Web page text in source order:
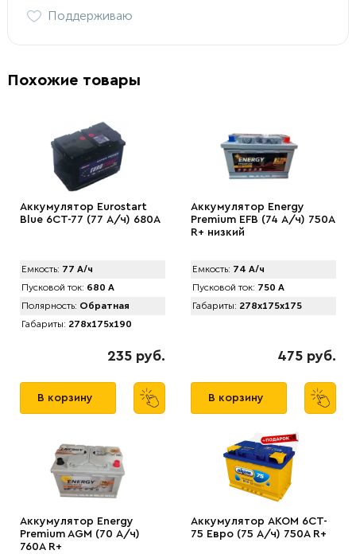
Поддерживаю
Похожие товары
Аккумулятор Eurostart
Blue 6CT-77 (77 А/ч) 680А
Емкость: 77 А/ч
Пусковой ток: 680 А
Полярность: Обратная
Габариты: 278x175x190
235 руб.
В корзину
Аккумулятор Energy
Premium EFB (74 А/ч) 750A
R+ низкий
Емкость: 74 А/ч
Пусковой ток: 750 А
Габариты: 278x175x175
475 руб.
В корзину
Аккумулятор Energy
Premium AGM (70 А/ч)
760A R+
Аккумулятор AКОМ 6CT-
75 Евро (75 А/ч) 750А R+